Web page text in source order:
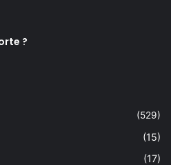
?
(529)
(15)
(17)